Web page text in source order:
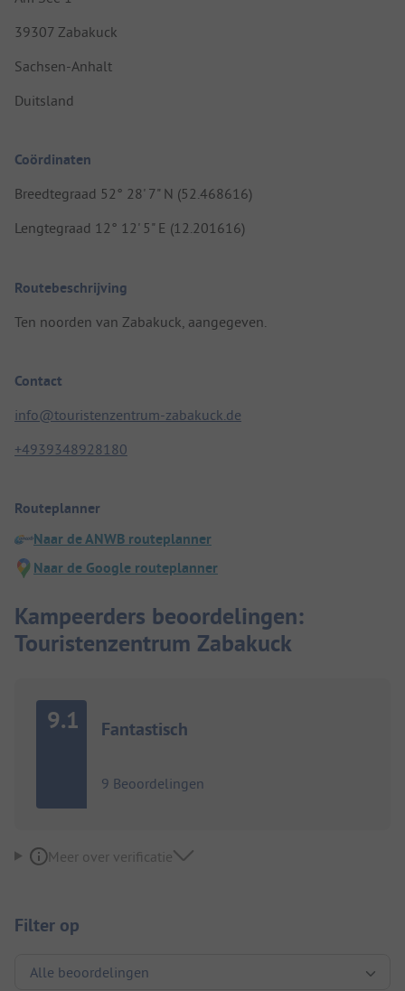
39307 Zabakuck
Sachsen-Anhalt
Duitsland
Coördinaten
Breedtegraad 52° 28' 7" N (52.468616)
Lengtegraad 12° 12' 5" E (12.201616)
Routebeschrijving
Ten noorden van Zabakuck, aangegeven.
Contact
info@touristenzentrum-zabakuck.de
+4939348928180
Routeplanner
Naar de ANWB routeplanner
Naar de Google routeplanner
Kampeerders beoordelingen:
Touristenzentrum Zabakuck
9.1 Fantastisch
9 Beoordelingen
Meer over verificatie
Filter op